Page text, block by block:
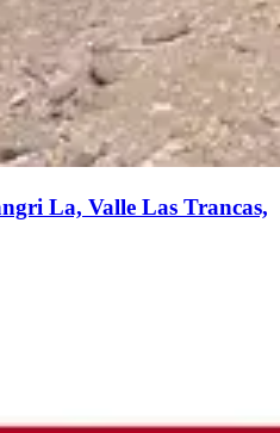
La, Valle Las Trancas,